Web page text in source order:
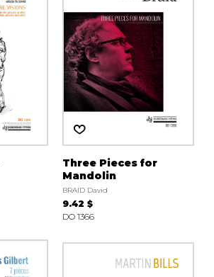
Three Pieces for
Mandolin
BRAID David
9.42 $
DO 1366